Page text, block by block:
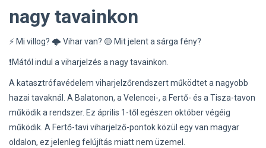
nagy tavainkon
⚡ Mi villog? 🌩 Vihar van? 🟡 Mit jelent a sárga fény?
❗Mától indul a viharjelzés a nagy tavainkon.
A katasztrófavédelem viharjelzőrendszert működtet a nagyobb
hazai tavaknál. A Balatonon, a Velencei-, a Fertő- és a Tisza-tavon
működik a rendszer. Ez április 1-től egészen október végéig
működik. A Fertő-tavi viharjelző-pontok közül egy van magyar
oldalon, ez jelenleg felújítás miatt nem üzemel.